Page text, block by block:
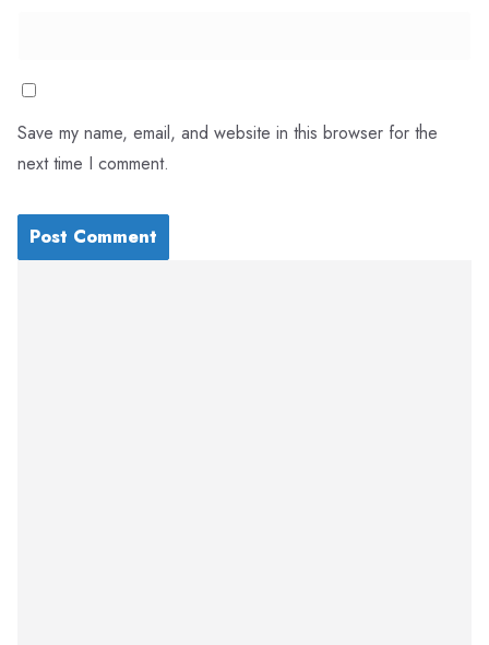
Save my name, email, and website in this browser for the
next time I comment.